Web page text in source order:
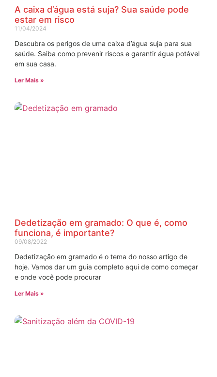
A caixa d’água está suja? Sua saúde pode
estar em risco
11/04/2024
Descubra os perigos de uma caixa d’água suja para sua
saúde. Saiba como prevenir riscos e garantir água potável
em sua casa.
Ler Mais »
Dedetização em gramado: O que é, como
funciona, é importante?
09/08/2022
Dedetização em gramado é o tema do nosso artigo de
hoje. Vamos dar um guia completo aqui de como começar
e onde você pode procurar
Ler Mais »